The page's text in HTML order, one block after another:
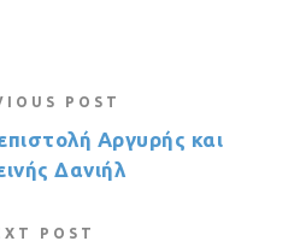
POST
Αργυρής και
Δανιήλ
POST